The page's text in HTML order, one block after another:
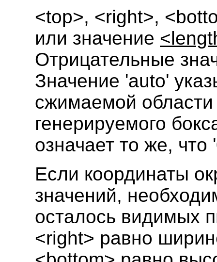
<top>, <right>,
или значение
Отрицательные
Значение 'auto'
сжимаемой
генерируемого
означает то же, что
Если координаты
значений,
осталось видимых
<right> равно